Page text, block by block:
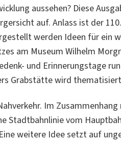
aussehen? Diese
auf. Anlass ist der
werden Ideen für ein
am Museum Wilhelm
und Erinnerungstage
Grabstätte wird
Im
Stadtbahnlinie vom
weitere Idee setzt auf